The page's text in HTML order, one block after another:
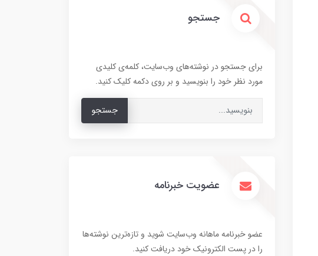
جستجو
برای جستجو در نوشته‌های وب‌سایت، کلمه‌ی کلیدی
مورد نظر خود را بنویسید و بر روی دکمه کلیک کنید.
جستجو
عضویت خبرنامه
عضو خبرنامه ماهانه وب‌سایت شوید و تازه‌ترین نوشته‌ها
را در پست الکترونیک خود دریافت کنید.